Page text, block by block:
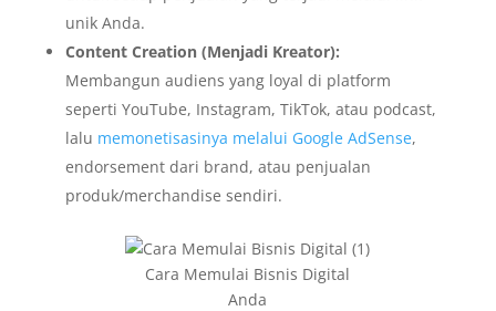
unik Anda.
Content Creation (Menjadi Kreator):
Membangun audiens yang loyal di platform
seperti YouTube, Instagram, TikTok, atau podcast,
lalu memonetisasinya melalui Google AdSense,
endorsement dari brand, atau penjualan
produk/merchandise sendiri.
Cara Memulai Bisnis Digital
Anda